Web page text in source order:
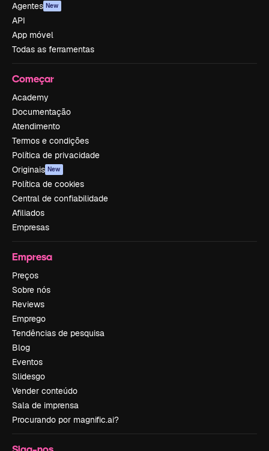
Agentes New
API
App móvel
Todas as ferramentas
Começar
Academy
Documentação
Atendimento
Termos e condições
Política de privacidade
Originais New
Política de cookies
Central de confiabilidade
Afiliados
Empresas
Empresa
Preços
Sobre nós
Reviews
Emprego
Tendências de pesquisa
Blog
Eventos
Slidesgo
Vender conteúdo
Sala de imprensa
Procurando por magnific.ai?